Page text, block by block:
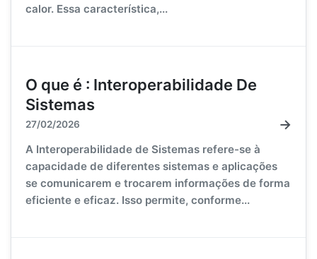
calor. Essa característica,...
O que é : Interoperabilidade De
Sistemas
27/02/2026 →
A Interoperabilidade de Sistemas refere-se à
capacidade de diferentes sistemas e aplicações
se comunicarem e trocarem informações de forma
eficiente e eficaz. Isso permite, conforme...